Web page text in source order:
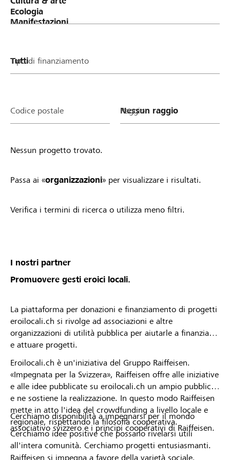
oder deinen Verein/deine Stiftung zu stimmen.
Phase 3: Verteilung Lokalbonus (Spendentopf von
ein Verein/eine Stiftung gesammelt hat, desto
startest oder ein Organisationsprofil auf
Voraussetzung: Dein Projekt ist gemeinnützig und
Stiftung ist in der Region aktiv. Zudem gelten die
allgemeinen Richtlinien von lokalhelden.ch * Unter
Organisation aktiv geschaltet wurde oder dein
Mittelbünden behält sich das Recht vor, Projekte
oder Organisationsprofile vom Lokalbonus
auszuschliessen.
Tipo di finanziamento
Codice postale Raggio
Nessun progetto trovato.
Passa ai «organizzazioni» per visualizzare i risultati.
Verifica i termini di ricerca o utilizza meno filtri.
I nostri partner
Promuovere gesti eroici locali.
La piattaforma per donazioni e finanziamento di progetti
eroilocali.ch si rivolge ad associazioni e altre
organizzazioni di utilità pubblica per aiutarle a finanziare
e attuare progetti.
Eroilocali.ch è un'iniziativa del Gruppo Raiffeisen.
«Impegnata per la Svizzera», Raiffeisen offre alle iniziative
e alle idee pubblicate su eroilocali.ch un ampio pubblico
e ne sostiene la realizzazione. In questo modo Raiffeisen
mette in atto l'idea del crowdfunding a livello locale e
regionale, rispettando la filosofia cooperativa.
Cerchiamo idee positive che possano rivelarsi utili
all'intera comunità. Cerchiamo progetti entusiasmanti.
Cerchiamo disponibilità a impegnarsi per il mondo
associativo svizzero e i principi cooperativi di Raiffeisen.
Raiffeisen si impegna a favore della varietà sociale,